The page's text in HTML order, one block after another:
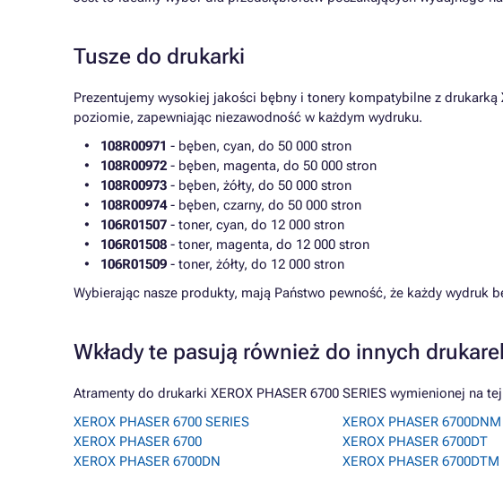
Tusze do drukarki
Prezentujemy wysokiej jakości bębny i tonery kompatybilne z drukarką
poziomie, zapewniając niezawodność w każdym wydruku.
108R00971 - bęben, cyan, do 50 000 stron
108R00972 - bęben, magenta, do 50 000 stron
108R00973 - bęben, żółty, do 50 000 stron
108R00974- bęben, czarny, do 50 000 stron
106R01507 - toner, cyan, do 12 000 stron
106R01508 - toner, magenta, do 12 000 stron
106R01509 - toner, żółty, do 12 000 stron
Wybierając nasze produkty, mają Państwo pewność, że każdy wydruk
Wkłady te pasują również do innych
Atramenty do drukarki XEROX PHASER 6700 SERIES wymienionej
XEROX PHASER 6700 SERIES
XEROX PHASER 6700
XEROX PHASER 6700DN
XEROX PHASER 6700DNM
XEROX PHASER 6700DT
XEROX PHASER 6700DTM